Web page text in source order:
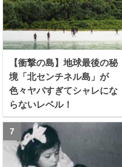
【衝撃の島】地球最後の秘
境「北センチネル島」が
色々ヤバすぎてシャレにな
らないレベル！